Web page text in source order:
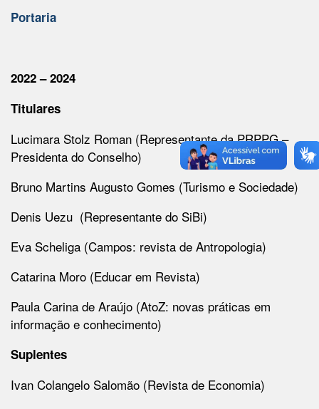
Portaria
2022 – 2024
Titulares
Lucimara Stolz Roman (Representante da PRPPG –
Presidenta do Conselho)
Bruno Martins Augusto Gomes (Turismo e Sociedade)
Denis Uezu (Representante do SiBi)
Eva Scheliga (Campos: revista de Antropologia)
Catarina Moro (Educar em Revista)
Paula Carina de Araújo (AtoZ: novas práticas em
informação e conhecimento)
Suplentes
Ivan Colangelo Salomão (Revista de Economia)